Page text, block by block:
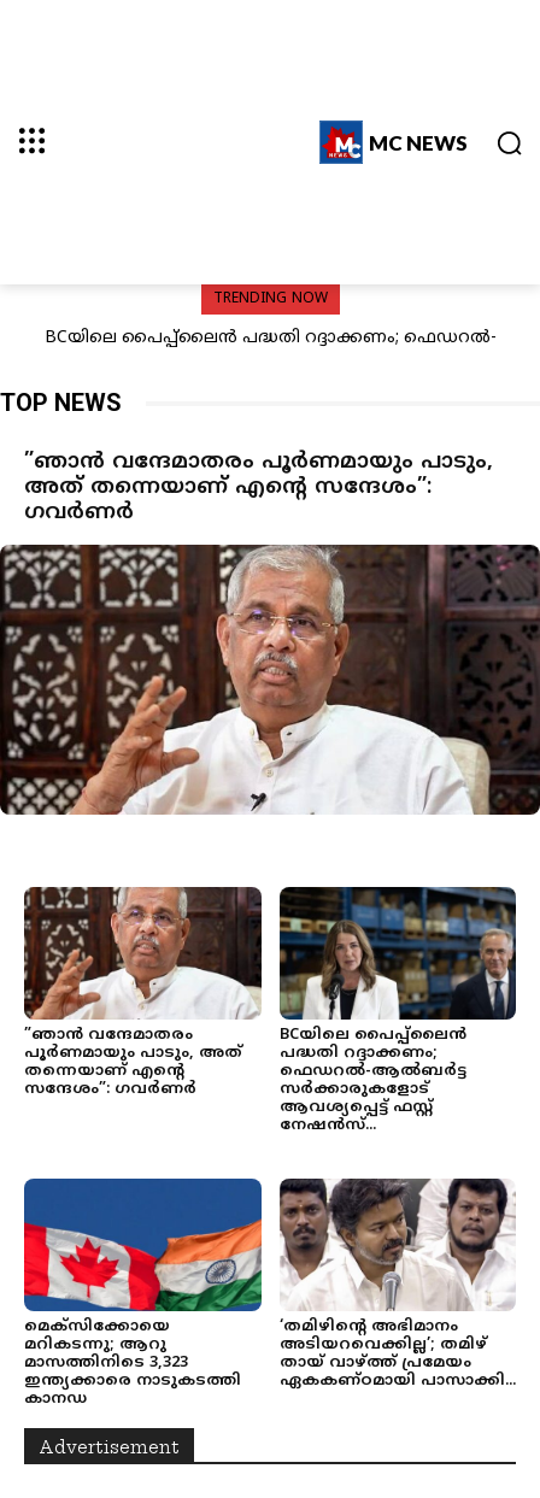
MC NEWS
TRENDING NOW
BCയിലെ പൈപ്പ്ലൈന്‍ പദ്ധതി റദ്ദാക്കണം; ഫെഡറല്‍-
മെക്‌സിക്കോയെ മറികടന്നു; ആറു മാസത്തിനിടെ 3,323
TOP NEWS
”ഞാന്‍ വന്ദേമാതരം പൂര്‍ണമായും പാടും,
അത് തന്നെയാണ് എന്റെ സന്ദേശം”:
ഗവര്‍ണര്‍
”ഞാന്‍ വന്ദേമാതരം
പൂര്‍ണമായും പാടും, അത്
തന്നെയാണ് എന്റെ
സന്ദേശം”: ഗവര്‍ണര്‍
BCയിലെ പൈപ്പ്ലൈന്‍
പദ്ധതി റദ്ദാക്കണം;
ഫെഡറല്‍-ആല്‍ബര്‍ട്ട
സര്‍ക്കാരുകളോട്
ആവശ്യപ്പെട്ട് ഫസ്റ്റ്
നേഷന്‍സ്...
മെക്‌സിക്കോയെ
മറികടന്നു; ആറു
മാസത്തിനിടെ 3,323
ഇന്ത്യക്കാരെ നാടുകടത്തി
കാനഡ
‘തമിഴിന്റെ അഭിമാനം
അടിയറവെക്കില്ല’; തമിഴ്
തായ് വാഴ്ത്ത് പ്രമേയം
ഏകകണ്ഠമായി പാസാക്കി...
Advertisement